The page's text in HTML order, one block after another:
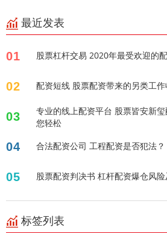
最近发表
01 股票杠杆交易 2020年最受欢迎的
02 配资短线 股票配资带来的另类工
03
专业的线上配资平台 股票皆安新
您轻松
04 合法配资公司 工程配资是否犯法？
05 股票配资判决书 杠杆配资爆仓风
标签列表